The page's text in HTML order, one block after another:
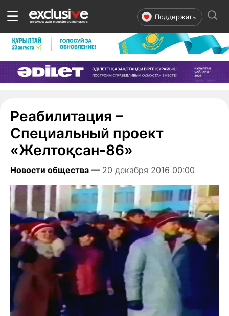
☰ Поддержать
Реабилитация –
Специальный проект
«Желтоқсан-86»
Новости общества — 20 декабря 2016 00:00